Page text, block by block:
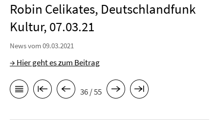
Robin Celikates, Deutschlandfunk
Kultur, 07.03.21
News vom 09.03.2021
→ Hier geht es zum Beitrag
36 / 55